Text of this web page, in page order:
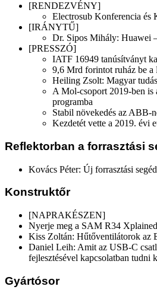
[RENDEZVÉNY]
Electrosub Konferencia és
[IRÁNYTŰ]
Dr. Sipos Mihály: Huawei
[PRESSZÓ]
IATF 16949 tanúsítványt
9,6 Mrd forintot ruház be
Heiling Zsolt: Magyar
A Mol-csoport 2019-ben
programba
Stabil növekedés az ABB-
Kezdetét vette a 2019. évi
Reflektorban a forrasztási
Kovács Péter: Új forrasztási
Konstruktőr
[NAPRAKÉSZEN]
Nyerje meg a SAM R34
Kiss Zoltán: Hűtőventilátorok az
Daniel Leih: Amit az USB-C
fejlesztésével kapcsolatban tudni
Gyártósor